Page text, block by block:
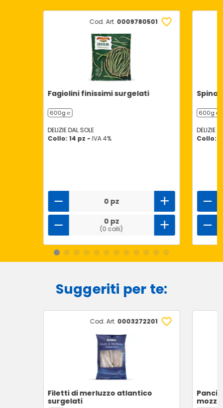
Cod. Art. 0009780501
Fagiolini finissimi surgelati
600g ℮
DELIZIE DAL SOLE
Collo: 14 pz - IVA 4%
0 pz
0 pz
(0 colli)
600g ℮
DELIZIE
Collo:
Suggeriti per te:
Cod. Art. 0003272201
Filetti di merluzzo atlantico
surgelati